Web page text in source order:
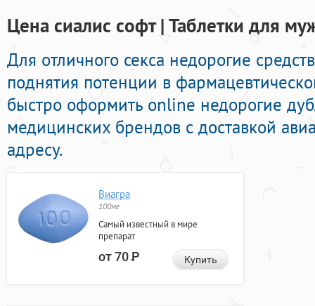
Цена сиалис софт | Таблетки для
Для отличного секса недорогие
поднятия потенции в
быстро оформить online недорогие
медицинских брендов с доставкой
адресу.
Виагра
100мг
Самый известный в мире
препарат
от 70Р Купить